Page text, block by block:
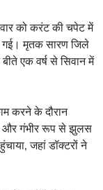
को करंट की चपेट में
गई। मृतक सारण जिले
एक वर्ष से सिवान में
करने के दौरान
और गंभीर रूप से झुलस
जहां डॉक्टरों ने